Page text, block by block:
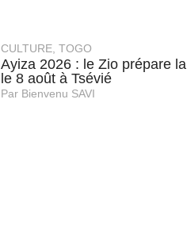
CULTURE TOGO
Ayiza 2026 : le Zio prépare
le 8 août à Tsévié
Par Bienvenu SAVI